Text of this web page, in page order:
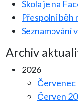
Škola je na
Přespolní běh
Seznamování
Archiv
2026
Červenec
Červen